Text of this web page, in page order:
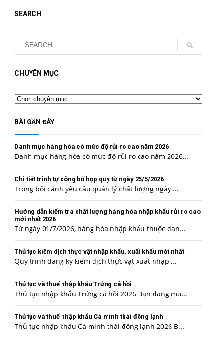
SEARCH
CHUYÊN MỤC
Chuyên
mục
BÀI GẦN ĐÂY
Danh mục hàng hóa có mức độ rủi ro cao năm 2026
Danh mục hàng hóa có mức độ rủi ro cao năm 2026...
Chi tiết trình tự công bố hợp quy từ ngày 25/5/2026
Trong bối cảnh yêu cầu quản lý chất lượng ngày ...
Hướng dẫn kiểm tra chất lượng hàng hóa nhập khẩu rủi ro cao
mới nhất 2026
Từ ngày 01/7/2026, hàng hóa nhập khẩu thuộc dan...
Thủ tục kiểm dịch thực vật nhập khẩu, xuất khẩu mới nhất
Quy trình đăng ký kiểm dịch thực vật xuất nhập ...
Thủ tục và thuế nhập khẩu Trứng cá hồi
Thủ tục nhập khẩu Trứng cá hồi 2026 Bạn đang mu...
Thủ tục và thuế nhập khẩu Cá minh thái đông lạnh
Thủ tục nhập khẩu Cá minh thái đông lạnh 2026 B...